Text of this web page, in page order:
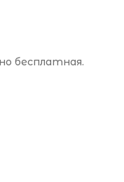
бесплатная.